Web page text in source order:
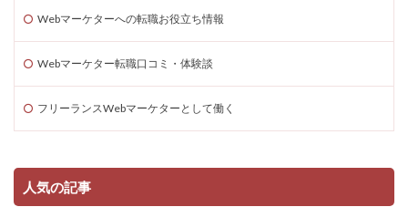
Webマーケターへの転職お役立ち情報
Webマーケター転職口コミ・体験談
フリーランスWebマーケターとして働く
人気の記事